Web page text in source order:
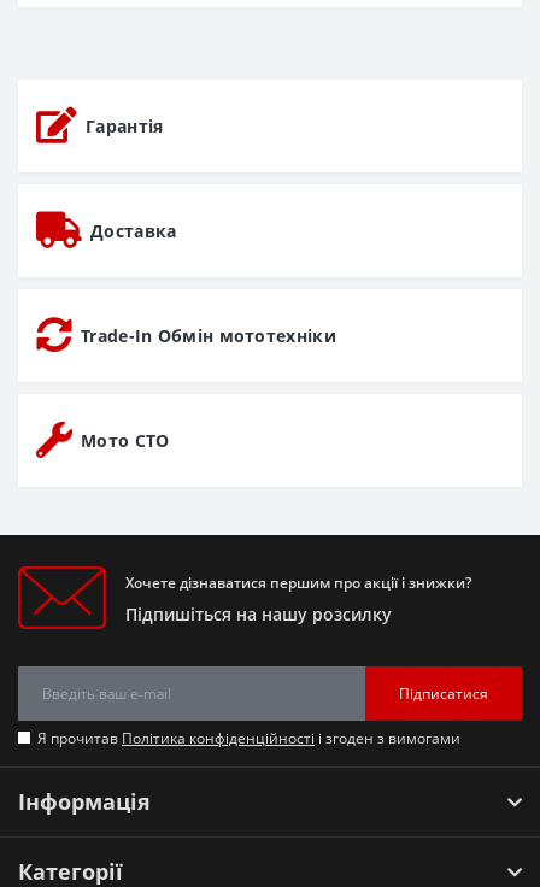
Гарантія
Доставка
Trade-In Обмін мототехніки
Мото СТО
Хочете дізнаватися першим про акції і знижки?
Підпишіться на нашу розсилку
Підписатися
Я прочитав Політика конфіденційності і згоден з вимогами
Інформація
Категорії